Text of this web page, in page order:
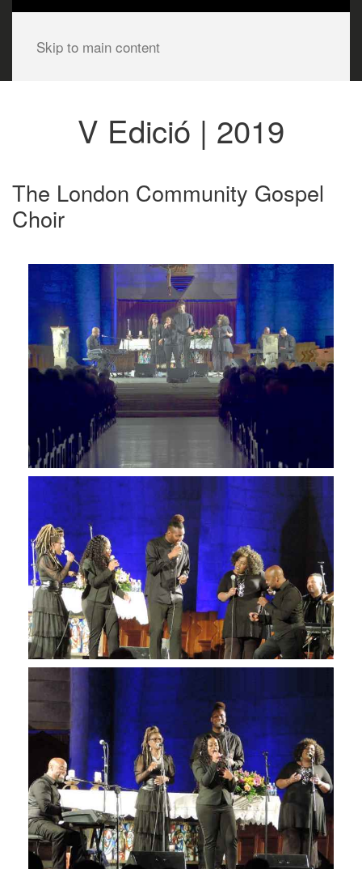
Skip to main content
V Edició | 2019
The London Community Gospel
Choir